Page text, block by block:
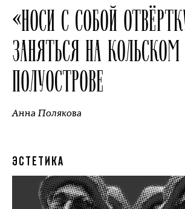
«НОСИ С СОБОЙ
ЗАНЯТЬСЯ НА КОЛЬСКОМ
ПОЛУОСТРОВЕ
Анна Полякова
ЭСТЕТИКА